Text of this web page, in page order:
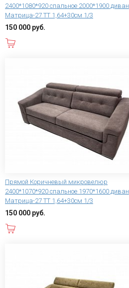
2400*1080*920 спальное 2000*1900 диван
Матрица-27 ТТ 1,64+30см 1/3
150 000 руб.
Прямой Коричневый микровелюр
2400*1070*920 спальное 1970*1600 диван
Матрица-27 ТТ 1,64+30см 1/3
150 000 руб.